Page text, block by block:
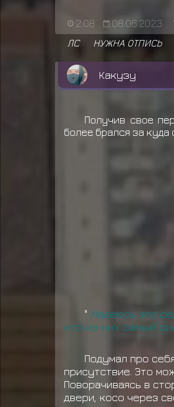
2:08 08.06.2023
ЛС НУЖНА ОТПИСЬ
Какузу
Получив свое
более брался за
" Надеюсь это
кто из них самый
Подумал про
присутствие. Это
Поворачиваясь в
двери, косо через